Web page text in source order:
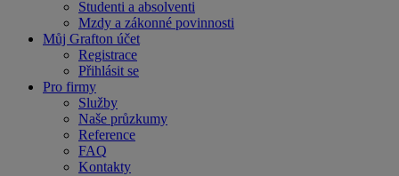
Studenti a absolventi
Mzdy a zákonné povinnosti
Můj Grafton účet
Registrace
Přihlásit se
Pro firmy
Služby
Naše průzkumy
Reference
FAQ
Kontakty